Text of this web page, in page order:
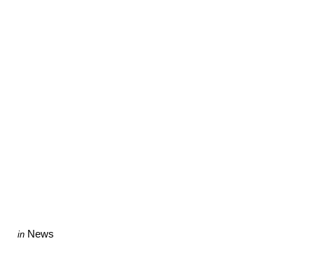
Categories
Posted
in News